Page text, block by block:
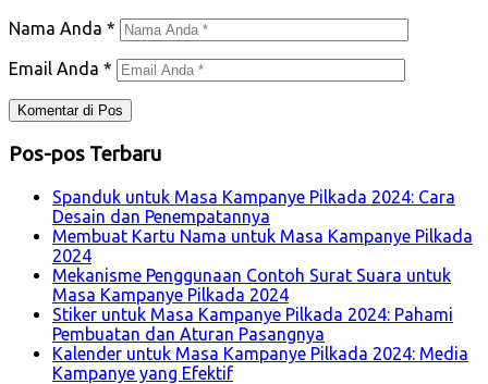
Nama Anda *
Email Anda *
Pos-pos Terbaru
Spanduk untuk Masa Kampanye Pilkada 2024: Cara
Desain dan Penempatannya
Membuat Kartu Nama untuk Masa Kampanye Pilkada
2024
Mekanisme Penggunaan Contoh Surat Suara untuk
Masa Kampanye Pilkada 2024
Stiker untuk Masa Kampanye Pilkada 2024: Pahami
Pembuatan dan Aturan Pasangnya
Kalender untuk Masa Kampanye Pilkada 2024: Media
Kampanye yang Efektif